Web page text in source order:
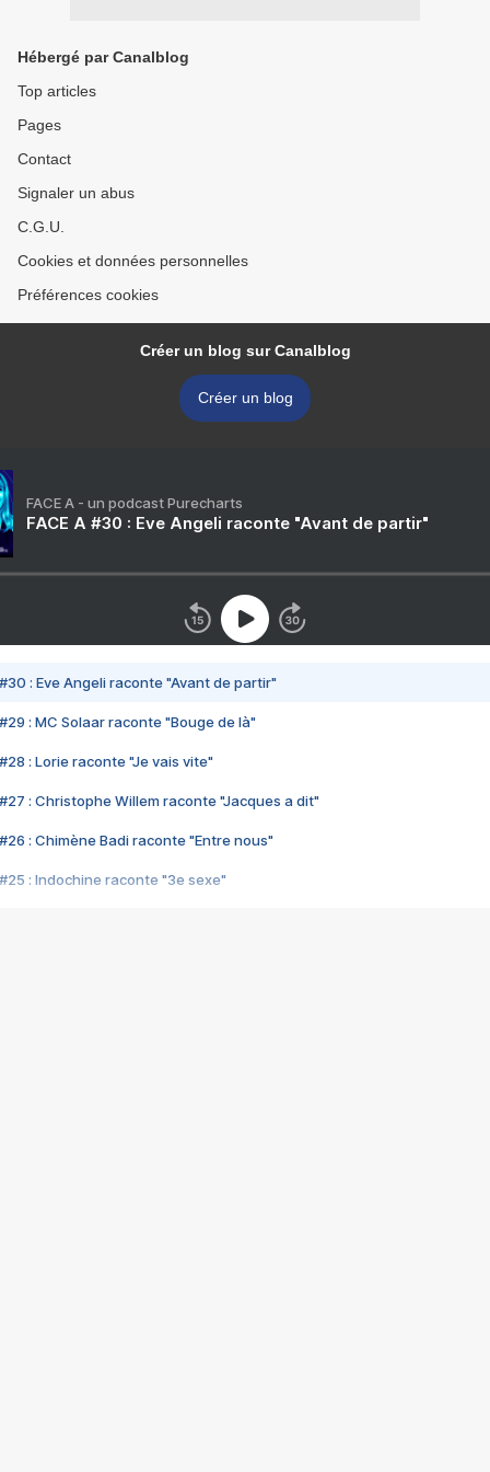
Hébergé par Canalblog
Top articles
Pages
Contact
Signaler un abus
C.G.U.
Cookies et données personnelles
Préférences cookies
Créer un blog sur Canalblog
Créer un blog
FACE A - un podcast Purecharts
FACE A #30 : Eve Angeli raconte "Avant de partir"
#30 : Eve Angeli raconte "Avant de partir"
#29 : MC Solaar raconte "Bouge de là"
#28 : Lorie raconte "Je vais vite"
#27 : Christophe Willem raconte "Jacques a dit"
#26 : Chimène Badi raconte "Entre nous"
#25 : Indochine raconte "3e sexe"